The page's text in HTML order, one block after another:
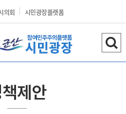
의회 시민광장플랫폼
검
색
제안